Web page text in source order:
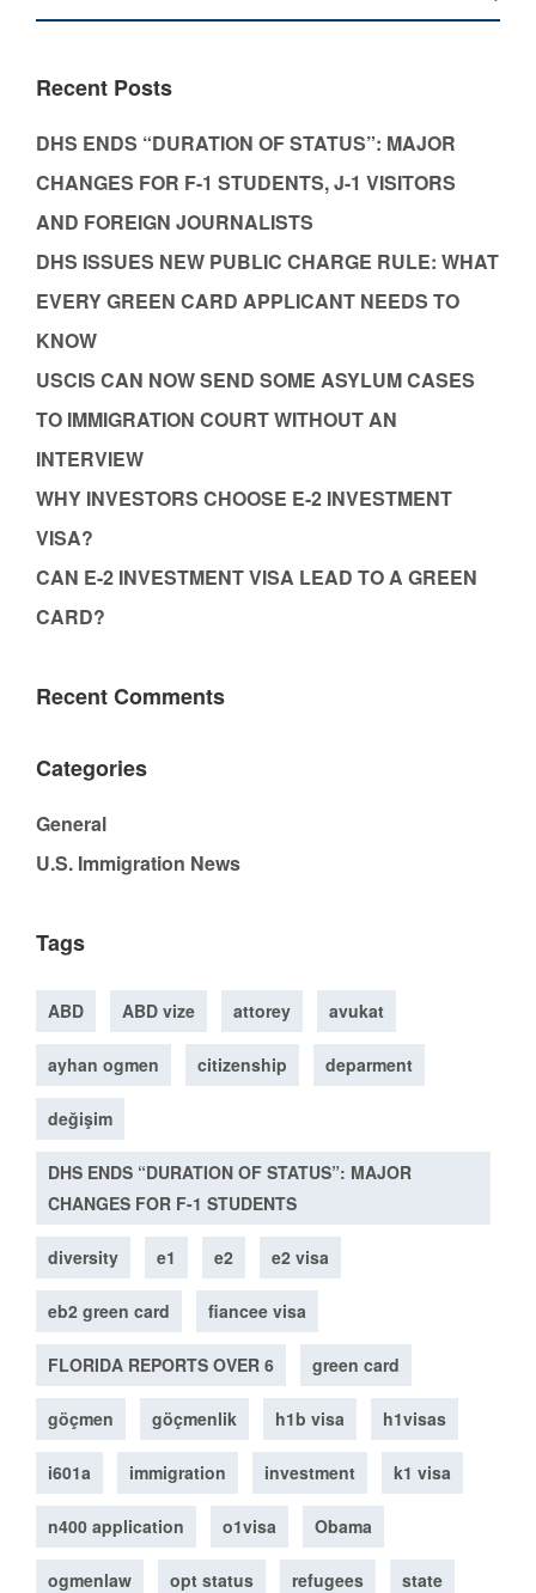
Recent Posts
DHS ENDS “DURATION OF STATUS”: MAJOR
CHANGES FOR F-1 STUDENTS, J-1 VISITORS
AND FOREIGN JOURNALISTS
DHS ISSUES NEW PUBLIC CHARGE RULE: WHAT
EVERY GREEN CARD APPLICANT NEEDS TO
KNOW
USCIS CAN NOW SEND SOME ASYLUM CASES
TO IMMIGRATION COURT WITHOUT AN
INTERVIEW
WHY INVESTORS CHOOSE E-2 INVESTMENT
VISA?
CAN E-2 INVESTMENT VISA LEAD TO A GREEN
CARD?
Recent Comments
Categories
General
U.S. Immigration News
Tags
ABD ABD vize attorey avukat
ayhan ogmen citizenship deparment
değişim
DHS ENDS “DURATION OF STATUS”: MAJOR
CHANGES FOR F-1 STUDENTS
diversity e1 e2 e2 visa
eb2 green card fiancee visa
FLORIDA REPORTS OVER 6 green card
göçmen göçmenlik h1b visa h1visas
i601a immigration investment k1 visa
n400 application o1visa Obama
ogmenlaw opt status refugees state